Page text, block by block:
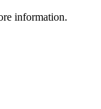
information.